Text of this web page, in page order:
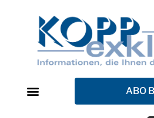
ABO